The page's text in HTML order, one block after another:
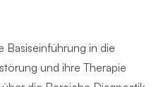
Basiseinführung in die
und ihre Therapie